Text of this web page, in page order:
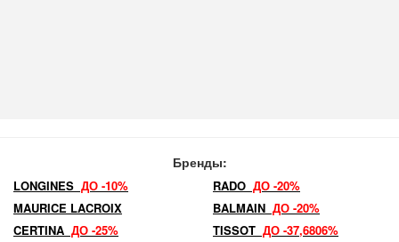
Бренды:
LONGINES ДО -10% RADO ДО -20%
MAURICE LACROIX
BALMAIN ДО -20%
CERTINA ДО -25% TISSOT ДО -37,6806%